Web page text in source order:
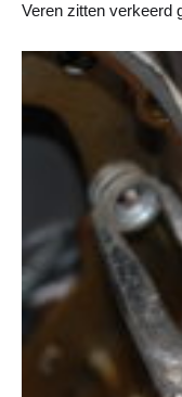
Veren zitten verkeerd